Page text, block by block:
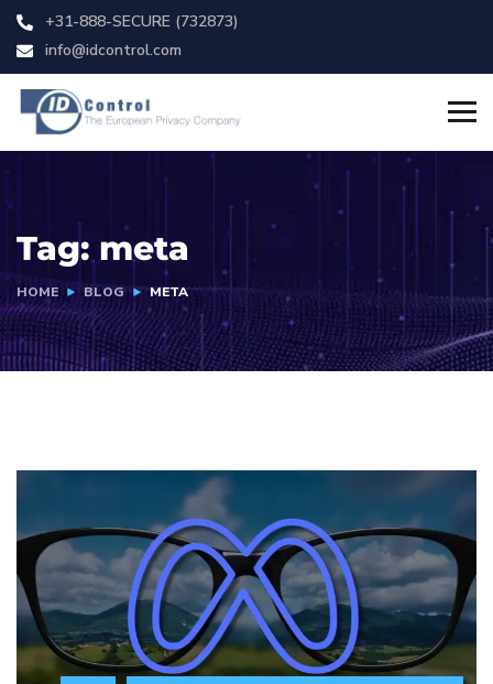
+31-888-SECURE (732873)
info@idcontrol.com
Tag: meta
HOME BLOG META